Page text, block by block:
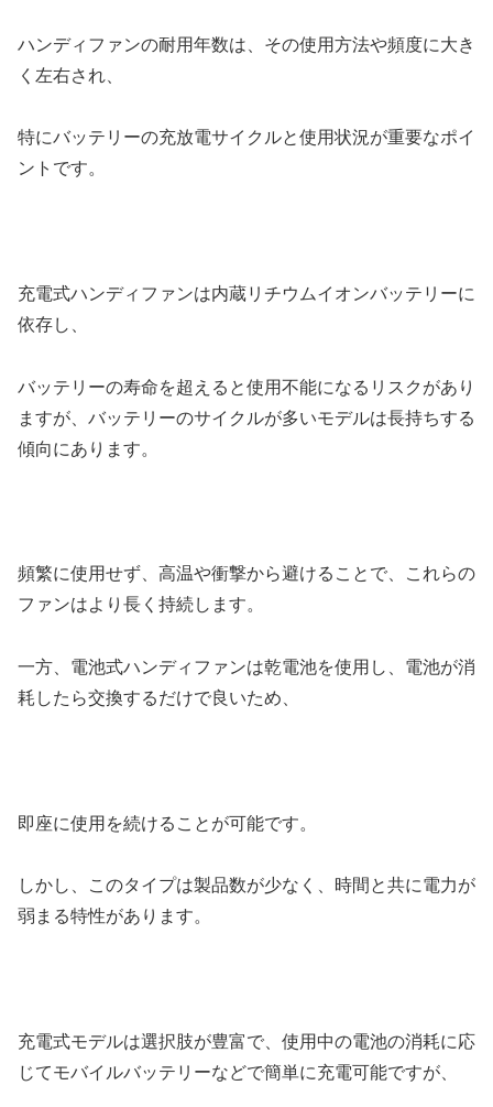
ハンディファンの耐用年数は、その使用方法や頻度に大き
く左右され、
特にバッテリーの充放電サイクルと使用状況が重要なポイ
ントです。
充電式ハンディファンは内蔵リチウムイオンバッテリーに
依存し、
バッテリーの寿命を超えると使用不能になるリスクがあり
ますが、バッテリーのサイクルが多いモデルは長持ちする
傾向にあります。
頻繁に使用せず、高温や衝撃から避けることで、これらの
ファンはより長く持続します。
一方、電池式ハンディファンは乾電池を使用し、電池が消
耗したら交換するだけで良いため、
即座に使用を続けることが可能です。
しかし、このタイプは製品数が少なく、時間と共に電力が
弱まる特性があります。
充電式モデルは選択肢が豊富で、使用中の電池の消耗に応
じてモバイルバッテリーなどで簡単に充電可能ですが、